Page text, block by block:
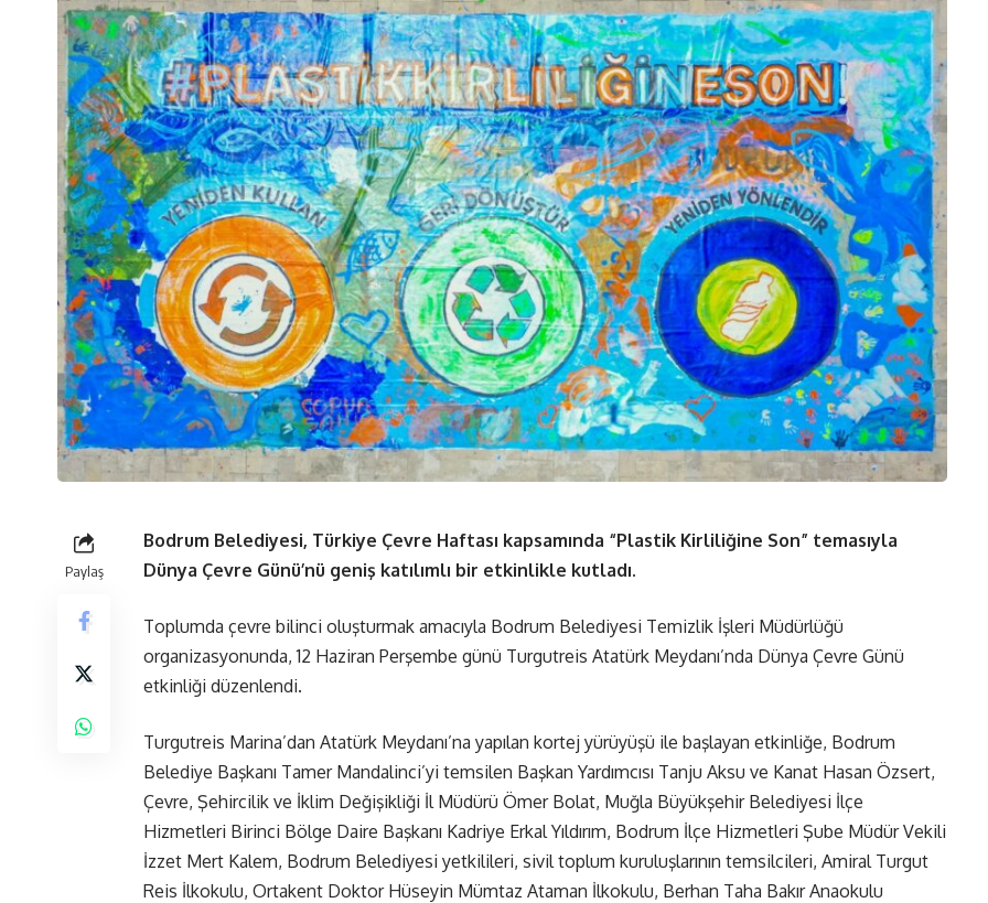
Paylaş
Bodrum Belediyesi, Türkiye Çevre Haftası kapsamında “Plastik Kirliliğine Son” temasıyla
Dünya Çevre Günü’nü geniş katılımlı bir etkinlikle kutladı.
Toplumda çevre bilinci oluşturmak amacıyla Bodrum Belediyesi Temizlik İşleri Müdürlüğü
organizasyonunda, 12 Haziran Perşembe günü Turgutreis Atatürk Meydanı’nda Dünya Çevre Günü
etkinliği düzenlendi.
Turgutreis Marina’dan Atatürk Meydanı’na yapılan kortej yürüyüşü ile başlayan etkinliğe, Bodrum
Belediye Başkanı Tamer Mandalinci’yi temsilen Başkan Yardımcısı Tanju Aksu ve Kanat Hasan Özsert,
Çevre, Şehircilik ve İklim Değişikliği İl Müdürü Ömer Bolat, Muğla Büyükşehir Belediyesi İlçe
Hizmetleri Birinci Bölge Daire Başkanı Kadriye Erkal Yıldırım, Bodrum İlçe Hizmetleri Şube Müdür Vekili
İzzet Mert Kalem, Bodrum Belediyesi yetkilileri, sivil toplum kuruluşlarının temsilcileri, Amiral Turgut
Reis İlkokulu, Ortakent Doktor Hüseyin Mümtaz Ataman İlkokulu, Berhan Taha Bakır Anaokulu